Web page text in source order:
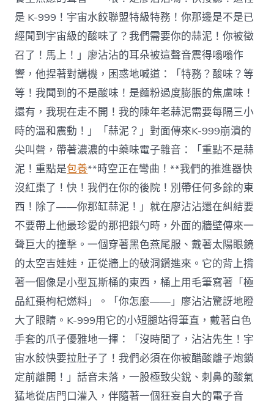
是 K-999！宇宙水餃聯盟特級特務！你那邊是不是已
經聞到宇宙級的酸味了？我們需要你的蒜泥！你被徵
召了！馬上！」廖沾沾的耳朵被這聲音震得嗡嗡作
響，他捏著對講機，困惑地喊道：「特務？酸味？等
等！我聞到的不是酸味！是麵粉過度膨脹的焦慮味！
還有，我現在走不開！我的陳年老蒜泥需要每隔三小
時的溫和震動！」「蒜泥？」對面傳來K-999崩潰的
尖叫聲，帶著濃濃的中藥味電子雜音：「重點不是蒜
泥！重點是包養**時空正在彎曲！**我們的推進器快
沒紅棗了！快！我們在你的後院！別帶任何多餘的東
西！除了——你那缸蒜泥！」就在廖沾沾還在糾結要
不要帶上他最珍愛的那把銀勺時，外面的牆壁傳來一
聲巨大的撞擊。一個穿著黑色燕尾服、戴著太陽眼鏡
的太空吉娃娃，正從牆上的破洞鑽進來。它的背上揹
著一個像是小型瓦斯桶的東西，桶上用毛筆寫著「極
品紅棗枸杞燃料」。「你怎麼——」廖沾沾驚訝地瞪
大了眼睛。K-999用它的小短腿站得筆直，戴著白色
手套的爪子優雅地一揮：「沒時間了，沾沾先生！宇
宙水餃快要拉肚子了！我們必須在你被醋酸離子炮鎖
定前離開！」話音未落，一股極致尖銳、刺鼻的酸氣
猛地從店門口灌入，伴隨著一個狂妄自大的電子音